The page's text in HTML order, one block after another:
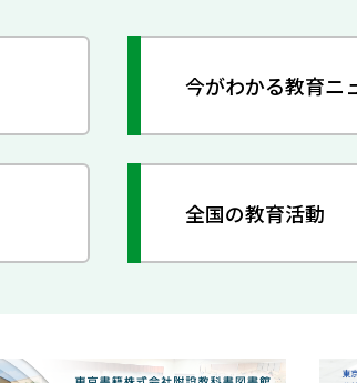
今がわかる教育ニ
全国の教育活動